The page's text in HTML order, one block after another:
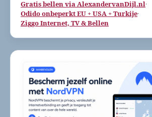
Gratis bellen via AlexandervanDijl.nl·
Odido onbeperkt EU + USA + Turkije·
Ziggo Internet, TV & Bellen